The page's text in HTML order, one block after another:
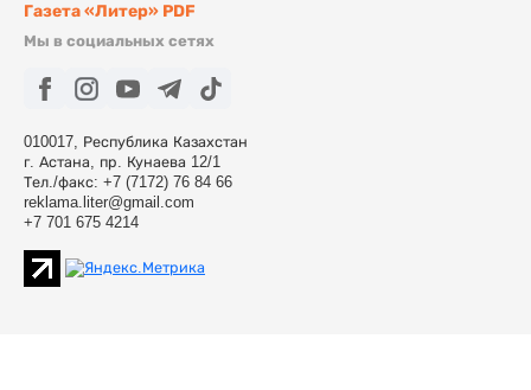
Газета «Литер» PDF
Мы в социальных сетях
010017, Республика Казахстан
г. Астана, пр. Кунаева 12/1
Тел./факс: +7 (7172) 76 84 66
reklama.liter@gmail.com
+7 701 675 4214